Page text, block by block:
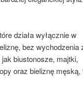
działa wyłącznie w
bez wychodzenia
biustonosze, majtki,
oraz bieliznę męską,